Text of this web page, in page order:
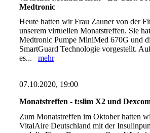
Medtronic
Heute hatten wir Frau Zauner von der
unserem virtuellen Monatstreffen. Sie
Medtronic Pumpe MiniMed 670G und
SmartGuard Technologie vorgestellt.
es... mehr
07.10.2020, 19:00
Monatstreffen - t:slim X2 und
Zum Monatstreffen im Oktober hatten
VitalAire Deutschland mit der